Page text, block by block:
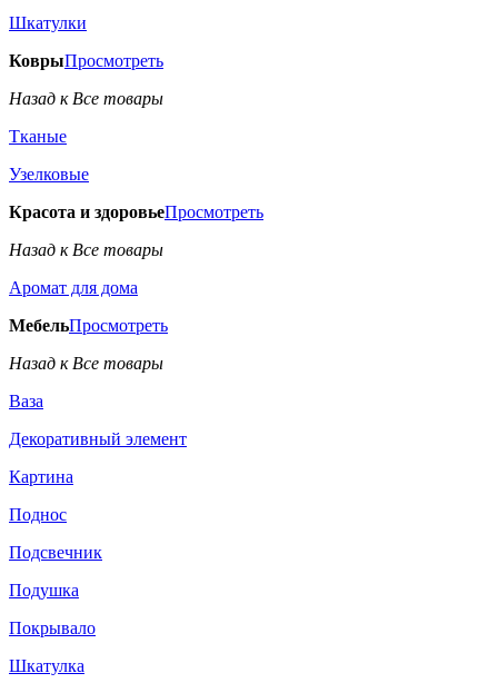
Шкатулки
КоврыПросмотреть
Назад к Все товары
Тканые
Узелковые
Красота и здоровьеПросмотреть
Назад к Все товары
Аромат для дома
МебельПросмотреть
Назад к Все товары
Ваза
Декоративный элемент
Картина
Поднос
Подсвечник
Подушка
Покрывало
Шкатулка